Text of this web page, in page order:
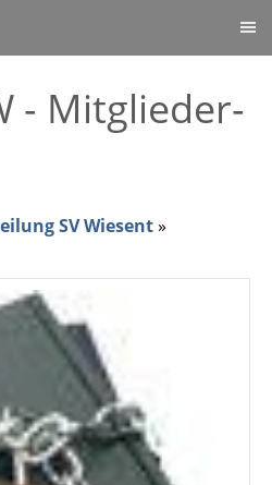
- Mitglieder-
SV Wiesent»